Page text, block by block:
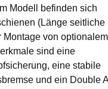
Modell befinden sich
(Länge seitliche
Montage von
sind eine
eine stabile
und ein Double